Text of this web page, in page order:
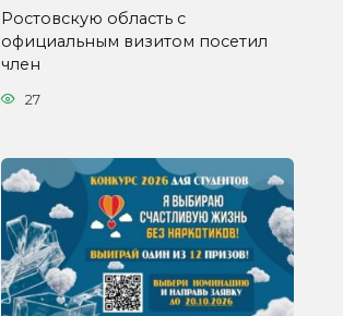
Ростовскую область с
официальным визитом посетил
член
27